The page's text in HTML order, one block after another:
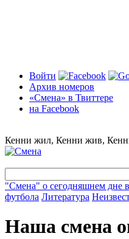
Войти
Архив номеров
«Смена» в Твиттере
на Facebook
Кенни жил, Кенни жив,
"Смена" о сегодняшнем дне
футбола Литература
Наша смена